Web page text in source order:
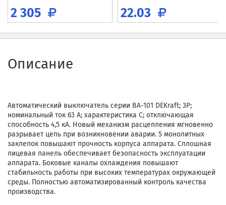
2 305 22.03
Описание
Автоматический выключатель серии ВА-101 DEKraft; 3P;
номинальный ток 63 А; характеристика С; отключающая
способность 4,5 кА. Новый механизм расцепления мгновенно
разрывает цепь при возникновении аварии. 5 монолитных
заклепок повышают прочность корпуса аппарата. Сплошная
лицевая панель обеспечивает безопасность эксплуатации
аппарата. Боковые каналы охлаждения повышают
стабильность работы при высоких температурах окружающей
среды. Полностью автоматизированный контроль качества
производства.